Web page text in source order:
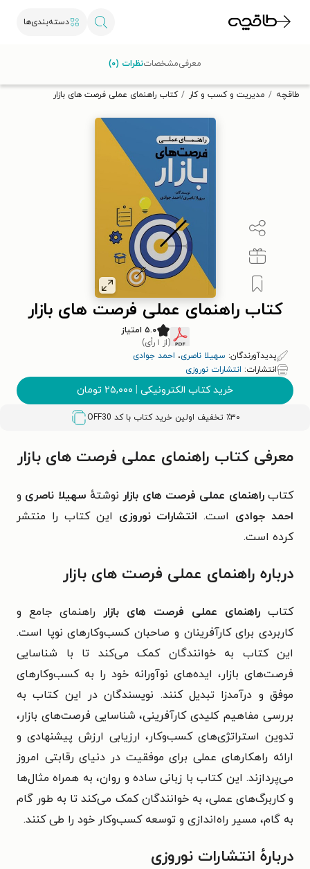
دسته‌بندی‌ها
تخفیف از طاقچه دریافت کن.
طاقچه مدیریت و کسب و کار کتاب راهنمای عملی فرصت های بازار
کتاب راهنمای عملی فرصت های بازار
۵.۰ امتیاز
(از ۱ رأی)
پدیدآورندگان: سهیلا ناصری، احمد جوادی
انتشارات: انتشارات نوروزی
خرید کتاب الکترونیکی | ۲۵,۰۰۰ تومان
٪۳۰ تخفیف اولین خرید کتاب با کد OFF30
معرفیمشخصاتنظرات (۰)
معرفی کتاب راهنمای عملی فرصت های بازار
کتابراهنمای عملی فرصت های بازار نوشتهٔ سهیلا ناصری و
احمد جوادی است. انتشارات نوروزی این کتاب را منتشر
کرده است.‏
درباره راهنمای عملی فرصت های بازار
کتاب راهنمای عملی فرصت های بازار راهنمای جامع و
کاربردی برای کارآفرینان و صاحبان کسب‌وکارهای نوپا است.
این کتاب به خوانندگان کمک می‌کند تا با شناسایی
فرصت‌های بازار، ایده‌های نوآورانه خود را به کسب‌وکارهای
موفق و درآمدزا تبدیل کنند. نویسندگان در این کتاب به
بررسی مفاهیم کلیدی کارآفرینی، شناسایی فرصت‌های بازار،
تدوین استراتژی‌های کسب‌وکار، ارزیابی ارزش پیشنهادی و
ارائه راهکارهای عملی برای موفقیت در دنیای رقابتی امروز
می‌پردازند. این کتاب با زبانی ساده و روان، به همراه مثال‌ها
و کاربرگ‌های عملی، به خوانندگان کمک می‌کند تا به طور گام
به گام، مسیر راه‌اندازی و توسعه کسب‌وکار خود را طی کنند.
دربارهٔ انتشارات نوروزی